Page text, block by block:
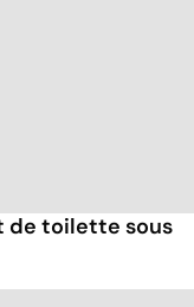
de toilette sous